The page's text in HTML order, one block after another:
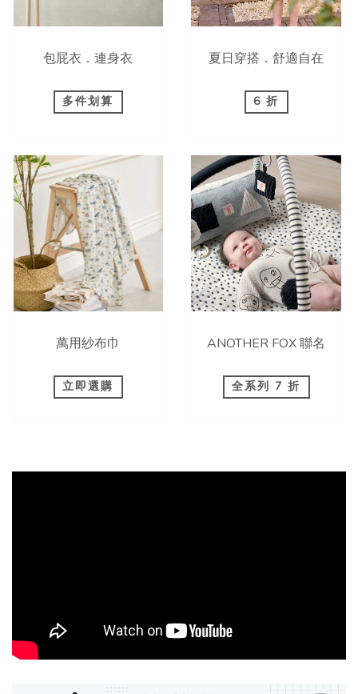
包屁衣．連身衣
多件划算
夏日穿搭．舒適自在
6 折
萬用紗布巾
立即選購
ANOTHER FOX 聯名
全系列 7 折